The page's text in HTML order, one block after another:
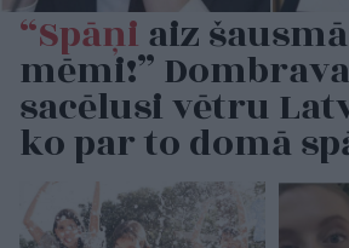
“Spāņiaiz
mēmi!”
sacēlusi vētru
ko par to domā